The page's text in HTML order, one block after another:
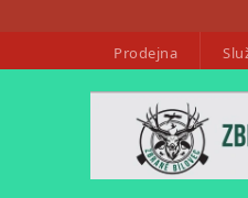
Prodejna